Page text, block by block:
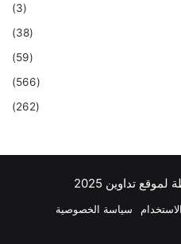
(3)
(38)
(59)
(566)
(262)
تداوين 2025
سياسة الخصوصية